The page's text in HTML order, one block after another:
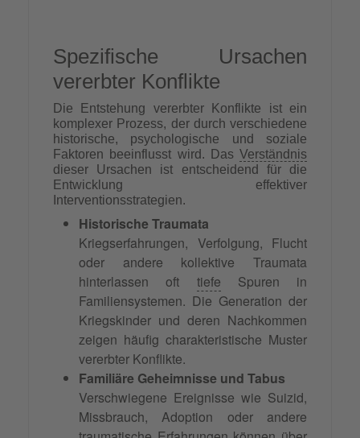
Spezifische Ursachen
vererbter Konflikte
Die Entstehung vererbter Konflikte ist ein
komplexer Prozess, der durch verschiedene
historische, psychologische und soziale
Faktoren beeinflusst wird. Das Verständnis
dieser Ursachen ist entscheidend für die
Entwicklung effektiver
Interventionsstrategien.
Historische Traumata
Kriegserfahrungen, Verfolgung, Flucht
oder andere kollektive Traumata
hinterlassen oft tiefe Spuren in
Familiensystemen. Die Generation der
Kriegskinder und deren Nachkommen
zeigen häufig charakteristische Muster
vererbter Konflikte.
Familiäre Geheimnisse und Tabus
Verschwiegene Ereignisse wie Suizid,
Missbrauch, Adoption oder andere